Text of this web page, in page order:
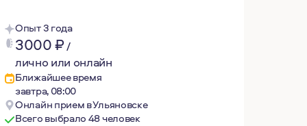
Опыт 3 года
3000₽/
лично или онлайн
Ближайшее время
завтра, 08:00
Онлайн прием в Ульяновске
Всего выбрало 48 человек